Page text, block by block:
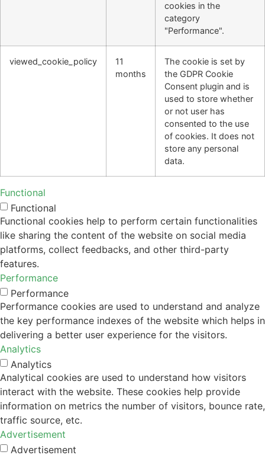
cookies in the
category
"Performance".
viewed_cookie_policy
11
months
The cookie is set by
the GDPR Cookie
Consent plugin and is
used to store whether
or not user has
consented to the use
of cookies. It does not
store any personal
data.
Functional
Functional
Functional cookies help to perform certain functionalities
like sharing the content of the website on social media
platforms, collect feedbacks, and other third-party
features.
Performance
Performance
Performance cookies are used to understand and analyze
the key performance indexes of the website which helps in
delivering a better user experience for the visitors.
Analytics
Analytics
Analytical cookies are used to understand how visitors
interact with the website. These cookies help provide
information on metrics the number of visitors, bounce rate,
traffic source, etc.
Advertisement
Advertisement